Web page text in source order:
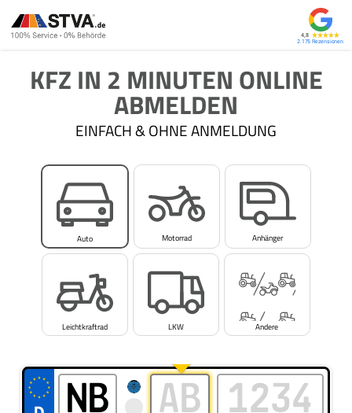
4,8
2.175
KFZ IN 2 MINUTEN ONLINE
ABMELDEN
EINFACH & OHNE ANMELDUNG
Auto Motorrad Anhänger
Leichtkraftrad LKW Andere